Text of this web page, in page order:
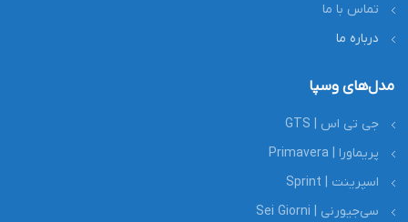
تماس با ما
درباره ما
مدل‌های وسپا
جی تی اس | GTS
پریماورا | Primavera
اسپرینت | Sprint
سی‌جیورنی | Sei Giorni